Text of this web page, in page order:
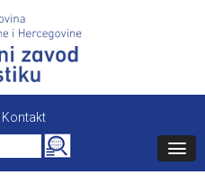
Kontakt
Search
for: